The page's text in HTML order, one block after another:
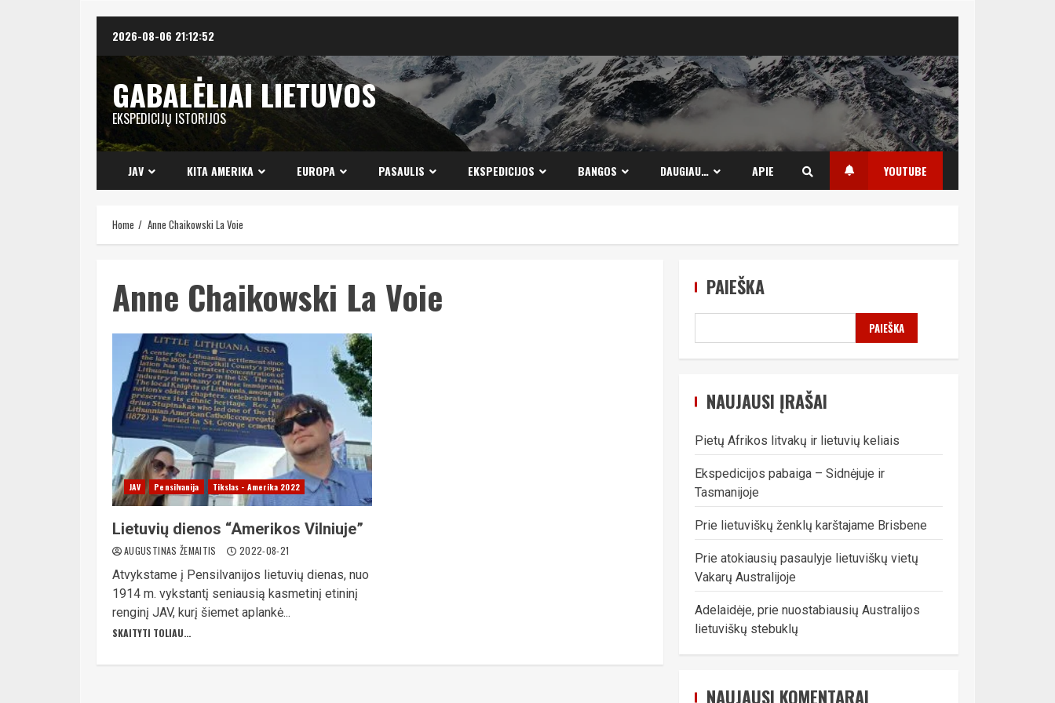
content
2026-08-06 21:12:52
GABALĖLIAI LIETUVOS
EKSPEDICIJŲ ISTORIJOS
JAV KITA AMERIKA EUROPA PASAULIS EKSPEDICIJOS BANGOS DAUGIAU… APIE YOUTUBE
Home Anne Chaikowski La Voie
Anne Chaikowski La Voie
JAV Pensilvanija Tikslas - Amerika 2022
Lietuvių dienos “Amerikos Vilniuje”
AUGUSTINAS ŽEMAITIS 2022-08-21
Atvykstame į Pensilvanijos lietuvių dienas, nuo
1914 m. vykstantį seniausią kasmetinį etininį
renginį JAV, kurį šiemet aplankė...
SKAITYTI TOLIAU...
PAIEŠKA
PAIEŠKA
NAUJAUSI ĮRAŠAI
Pietų Afrikos litvakų ir lietuvių keliais
Ekspedicijos pabaiga – Sidnėjuje ir
Tasmanijoje
Prie lietuviškų ženklų karštajame Brisbene
Prie atokiausių pasaulyje lietuviškų vietų
Vakarų Australijoje
Adelaidėje, prie nuostabiausių Australijos
lietuviškų stebuklų
NAUJAUSI KOMENTARAI